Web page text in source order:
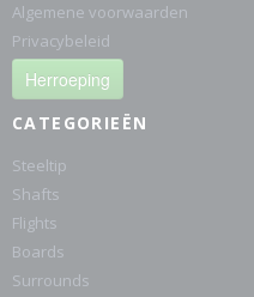
Algemene voorwaarden
Privacybeleid
Herroeping
CATEGORIEËN
Steeltip
Shafts
Flights
Boards
Surrounds